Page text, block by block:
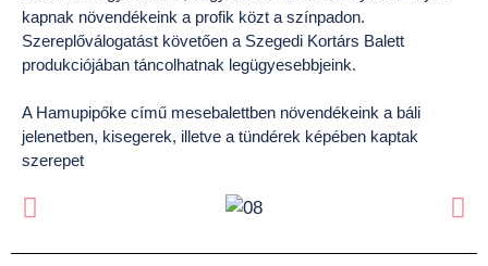
kapnak növendékeink a profik közt a színpadon.
Szereplőválogatást követően a Szegedi Kortárs Balett
produkciójában táncolhatnak legügyesebbjeink.
A Hamupipőke című mesebalettben növendékeink a báli
jelenetben, kisegerek, illetve a tündérek képében kaptak
szerepet